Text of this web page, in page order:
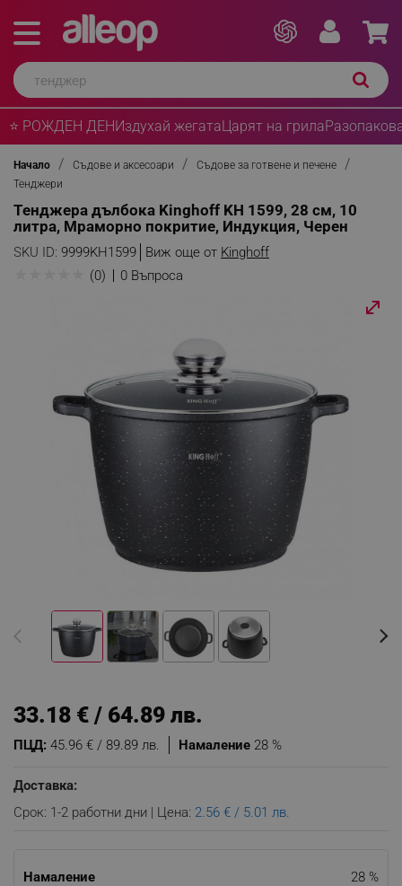
⭐ РОЖДЕН ДЕНИздухай жегатаЦарят на грила
Начало Съдове и аксесоари
Съдове за готвене и печене
Тенджери
Тенджера дълбока Kinghoff KH 1599, 28 см, 10
литра, Мраморно покритие, Индукция, Черен
SKU ID: 9999KH1599 Виж още от Kinghoff
(0) 0 Въпроса
Намаление 28 %
ПЦД: 45.96 € / 89.89 лв.
33.18 € / 64.89 лв.
Доставка:
Срок: 1-2 работни дни | Цена: 2.56 € / 5.01 лв.
Намаление
28 %